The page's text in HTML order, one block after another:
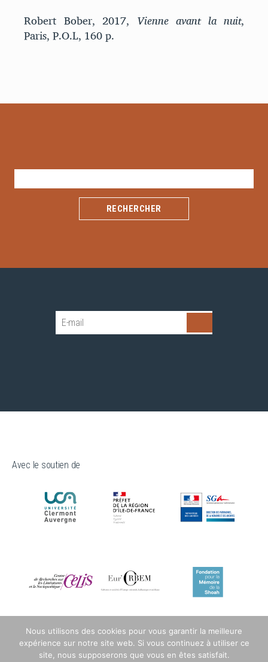
Robert Bober, 2017, Vienne avant la nuit,
Paris, P.O.L, 160 p.
Avec le soutien de
Nous utilisons des cookies pour vous garantir la meilleure
expérience sur notre site web. Si vous continuez à utiliser ce
site, nous supposerons que vous en êtes satisfait.